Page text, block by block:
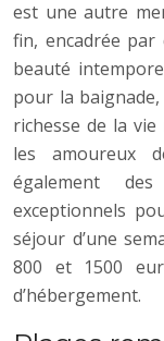
est une autre
fin, encadrée
beauté
pour la
richesse de la
les amoureux
également
exceptionnels
séjour d’une
800 et 1500
d’hébergement.